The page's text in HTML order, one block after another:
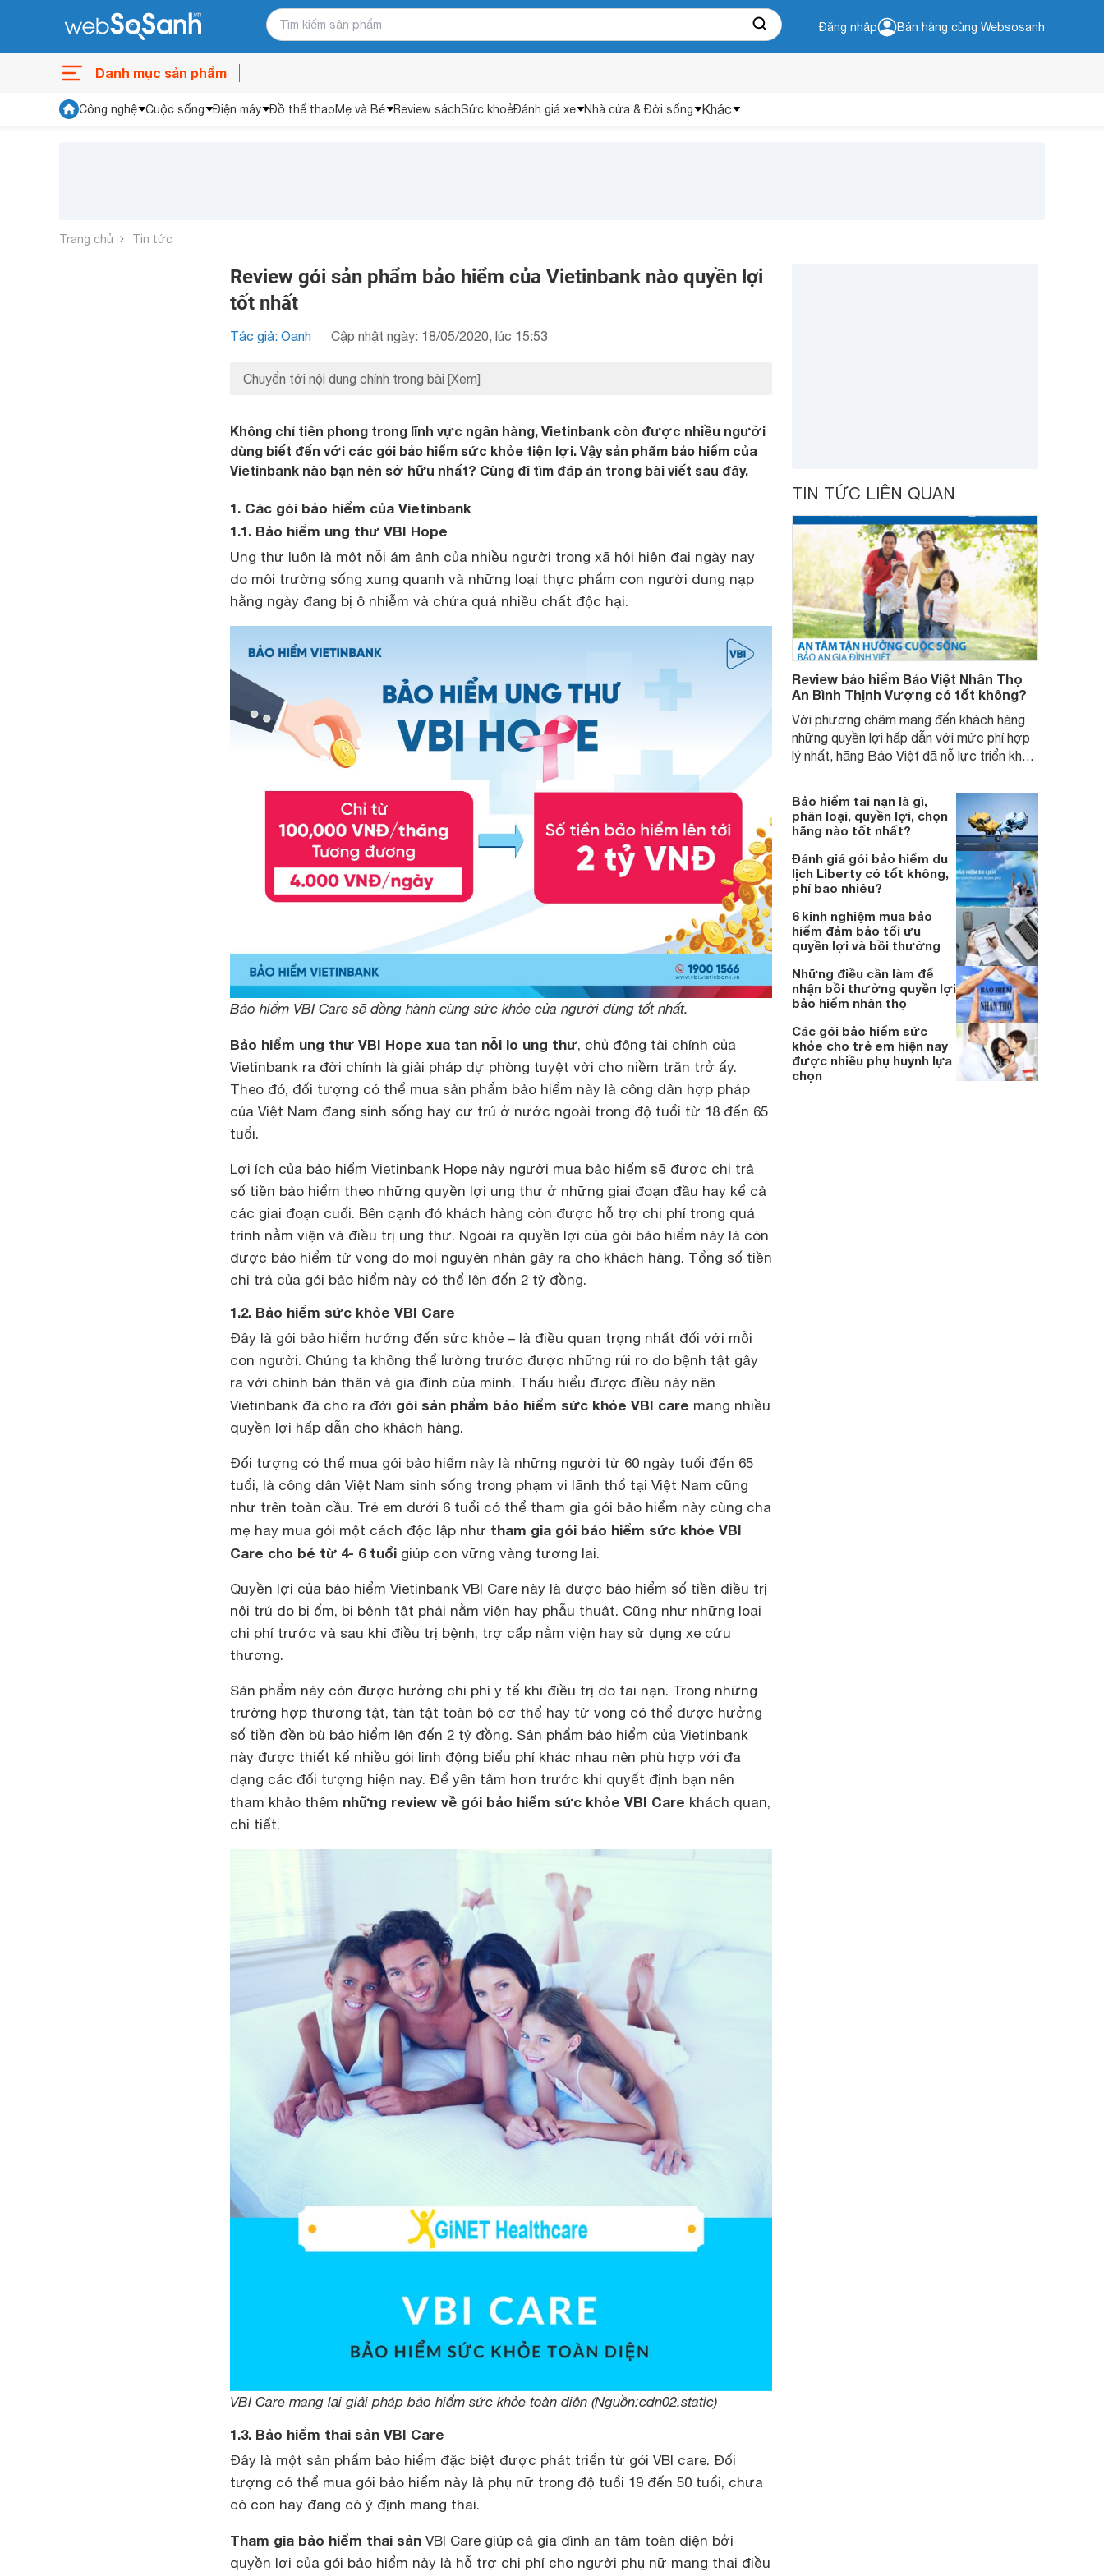
Đăng nhập Bán hàng cùng Websosanh
Danh mục sản phẩm
Công nghệ Cuộc sống Điện máy Đồ thể thaoMẹ và Bé Review sáchSức khoẻĐánh giá xe Nhà cửa & Đời sống Khác
Trang chủ Tin tức
Review gói sản phẩm bảo hiểm của Vietinbank nào quyền lợi
tốt nhất
Tác giả: Oanh Cập nhật ngày: 18/05/2020, lúc 15:53
Chuyển tới nội dung chính trong bài [Xem]
Không chỉ tiên phong trong lĩnh vực ngân hàng, Vietinbank còn được nhiều người
dùng biết đến với các gói bảo hiểm sức khỏe tiện lợi. Vậy sản phẩm bảo hiểm của
Vietinbank nào bạn nên sở hữu nhất? Cùng đi tìm đáp án trong bài viết sau đây.
1. Các gói bảo hiểm của Vietinbank
1.1. Bảo hiểm ung thư VBI Hope
Ung thư luôn là một nỗi ám ảnh của nhiều người trong xã hội hiện đại ngày nay
do môi trường sống xung quanh và những loại thực phẩm con người dung nạp
hằng ngày đang bị ô nhiễm và chứa quá nhiều chất độc hại.
Bảo hiểm VBI Care sẽ đồng hành cùng sức khỏe của người dùng tốt nhất.
Bảo hiểm ung thư VBI Hope xua tan nỗi lo ung thư, chủ động tài chính của
Vietinbank ra đời chính là giải pháp dự phòng tuyệt vời cho niềm trăn trở ấy.
Theo đó, đối tượng có thể mua sản phẩm bảo hiểm này là công dân hợp pháp
của Việt Nam đang sinh sống hay cư trú ở nước ngoài trong độ tuổi từ 18 đến 65
tuổi.
Lợi ích của bảo hiểm Vietinbank Hope này người mua bảo hiểm sẽ được chi trả
số tiền bảo hiểm theo những quyền lợi ung thư ở những giai đoạn đầu hay kể cả
các giai đoạn cuối. Bên cạnh đó khách hàng còn được hỗ trợ chi phí trong quá
trình nằm viện và điều trị ung thư. Ngoài ra quyền lợi của gói bảo hiểm này là còn
được bảo hiểm tử vong do mọi nguyên nhân gây ra cho khách hàng. Tổng số tiền
chi trả của gói bảo hiểm này có thể lên đến 2 tỷ đồng.
1.2. Bảo hiểm sức khỏe VBI Care
Đây là gói bảo hiểm hướng đến sức khỏe – là điều quan trọng nhất đối với mỗi
con người. Chúng ta không thể lường trước được những rủi ro do bệnh tật gây
ra với chính bản thân và gia đình của mình. Thấu hiểu được điều này nên
Vietinbank đã cho ra đời gói sản phẩm bảo hiểm sức khỏe VBI care mang nhiều
quyền lợi hấp dẫn cho khách hàng.
Đối tượng có thể mua gói bảo hiểm này là những người từ 60 ngày tuổi đến 65
tuổi, là công dân Việt Nam sinh sống trong phạm vi lãnh thổ tại Việt Nam cũng
như trên toàn cầu. Trẻ em dưới 6 tuổi có thể tham gia gói bảo hiểm này cùng cha
mẹ hay mua gói một cách độc lập như tham gia gói bảo hiểm sức khỏe VBI
Care cho bé từ 4- 6 tuổi giúp con vững vàng tương lai.
Quyền lợi của bảo hiểm Vietinbank VBI Care này là được bảo hiểm số tiền điều trị
nội trú do bị ốm, bị bệnh tật phải nằm viện hay phẫu thuật. Cũng như những loại
chi phí trước và sau khi điều trị bệnh, trợ cấp nằm viện hay sử dụng xe cứu
thương.
Sản phẩm này còn được hưởng chi phí y tế khi điều trị do tai nạn. Trong những
trường hợp thương tật, tàn tật toàn bộ cơ thể hay tử vong có thể được hưởng
số tiền đền bù bảo hiểm lên đến 2 tỷ đồng. Sản phẩm bảo hiểm của Vietinbank
này được thiết kế nhiều gói linh động biểu phí khác nhau nên phù hợp với đa
dạng các đối tượng hiện nay. Để yên tâm hơn trước khi quyết định bạn nên
tham khảo thêm những review về gói bảo hiểm sức khỏe VBI Care khách quan,
chi tiết.
VBI Care mang lại giải pháp bảo hiểm sức khỏe toàn diện (Nguồn:cdn02.static)
1.3. Bảo hiểm thai sản VBI Care
Đây là một sản phẩm bảo hiểm đặc biệt được phát triển từ gói VBI care. Đối
tượng có thể mua gói bảo hiểm này là phụ nữ trong độ tuổi 19 đến 50 tuổi, chưa
có con hay đang có ý định mang thai.
Tham gia bảo hiểm thai sản VBI Care giúp cả gia đình an tâm toàn diện bởi
quyền lợi của gói bảo hiểm này là hỗ trợ chi phí cho người phụ nữ mang thai điều
TIN TỨC LIÊN QUAN
Review bảo hiểm Bảo Việt Nhân Thọ
An Bình Thịnh Vượng có tốt không?
Với phương châm mang đến khách hàng
những quyền lợi hấp dẫn với mức phí hợp
lý nhất, hãng Bảo Việt đã nỗ lực triển khai
nhiều gói bảo hiểm chất lượng. Trong đó,
Bảo Việt nhân thọ An Bình Thịnh Vượng
thu hút nhiều sự quan tâm và lựa chọn hơn
cả.
Bảo hiểm tai nạn là gì,
phân loại, quyền lợi, chọn
hãng nào tốt nhất?
Đánh giá gói bảo hiểm du
lịch Liberty có tốt không,
phí bao nhiêu?
6 kinh nghiệm mua bảo
hiểm đảm bảo tối ưu
quyền lợi và bồi thường
Những điều cần làm để
nhận bồi thường quyền lợi
bảo hiểm nhân thọ
Các gói bảo hiểm sức
khỏe cho trẻ em hiện nay
được nhiều phụ huynh lựa
chọn